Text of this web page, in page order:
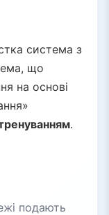
система з
що
на основі
.
подають